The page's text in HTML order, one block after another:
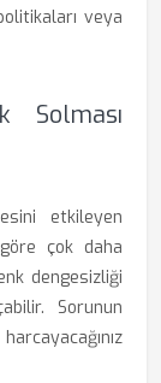
veya
etkileyen
çok daha
dengesizliği
Sorunun